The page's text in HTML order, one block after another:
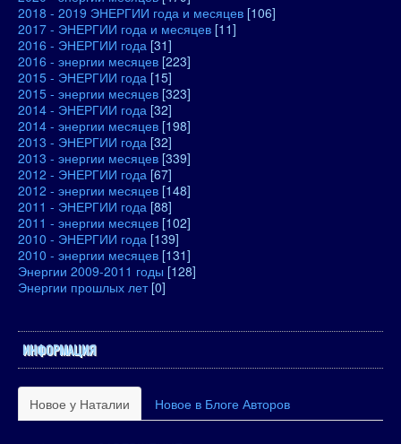
2018 - 2019 ЭНЕРГИИ года и месяцев [106]
2017 - ЭНЕРГИИ года и месяцев [11]
2016 - ЭНЕРГИИ года [31]
2016 - энергии месяцев [223]
2015 - ЭНЕРГИИ года [15]
2015 - энергии месяцев [323]
2014 - ЭНЕРГИИ года [32]
2014 - энергии месяцев [198]
2013 - ЭНЕРГИИ года [32]
2013 - энергии месяцев [339]
2012 - ЭНЕРГИИ года [67]
2012 - энергии месяцев [148]
2011 - ЭНЕРГИИ года [88]
2011 - энергии месяцев [102]
2010 - ЭНЕРГИИ года [139]
2010 - энергии месяцев [131]
Энергии 2009-2011 годы [128]
Энергии прошлых лет [0]
ИНФОРМАЦИЯ
Новое у Наталии Новое в Блоге Авторов